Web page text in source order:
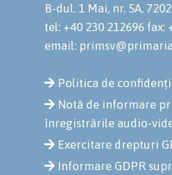
B-dul. 1 Mai, nr. 5A,
tel: +40 230 212696 fax:
email:
Politica de
Notă de informare
înregistrările audio-
Exercitare drepturi
Informare GDPR